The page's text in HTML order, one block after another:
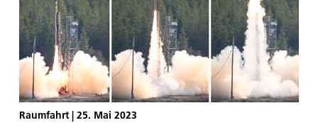
Raumfahrt| 25. Mai 2023